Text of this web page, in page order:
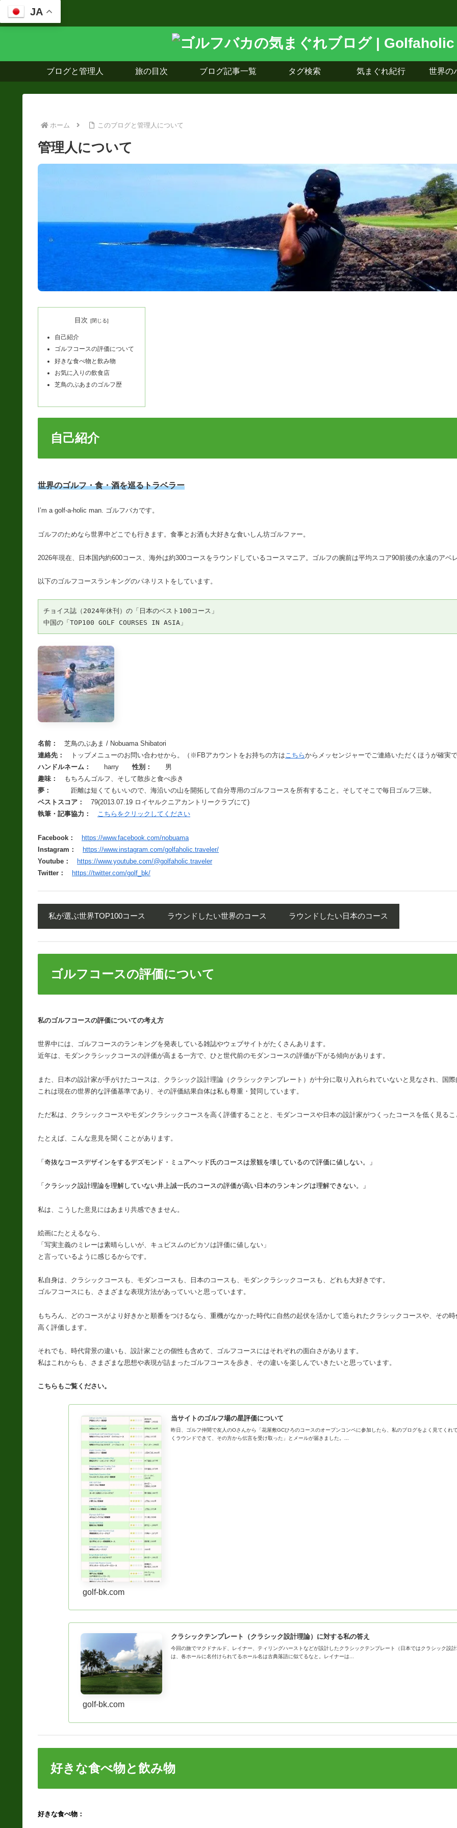
JA
ブログと管理人 旅の目次 ブログ記事一覧 タグ検索 気まぐれ紀行 世界の
ホーム このブログと管理人について
管理人について
目次
自己紹介
ゴルフコースの評価について
好きな食べ物と飲み物
お気に入りの飲食店
芝鳥のぶあまのゴルフ歴
自己紹介
世界のゴルフ・食・酒を巡るトラベラー
I’m a golf-a-holic man. ゴルフバカです。
ゴルフのためなら世界中どこでも行きます。食事とお酒も大好きな食いしん坊ゴルファー。
2026年現在、日本国内約600コース、海外は約300コースをラウンドしているコースマニア。ゴルフの腕前は平均スコア90前後の永遠のア
以下のゴルフコースランキングのパネリストをしています。
チョイス誌（2024年休刊）の「日本のベスト100コース」
中国の「TOP100 GOLF COURSES IN ASIA」
名前：
芝鳥のぶあま / Nobuama Shibatori
連絡先：
トップメニューのお問い合わせから。（※FBアカウントをお持ちの方はこちらからメッセンジャーでご連絡いただくほうが確実
ハンドルネーム：
harry性別：
男
趣味：
もちろんゴルフ、そして散歩と食べ歩き
夢：
距離は短くてもいいので、海沿いの山を開拓して自分専用のゴルフコースを所有すること。そしてそこで毎日ゴルフ三昧。
ベストスコア：
79(2013.07.19 ロイヤルクニアカントリークラブにて)
執筆・記事協力：
こちらをクリックしてください
Facebook：
https://www.facebook.com/nobuama
Instagram：
https://www.instagram.com/golfaholic.traveler/
Youtube：
https://www.youtube.com/@golfaholic.traveler
Twitter：
https://twitter.com/golf_bk/
私が選ぶ世界TOP100コース ラウンドしたい世界のコース ラウンドしたい日本のコース
ゴルフコースの評価について
私のゴルフコースの評価についての考え方
世界中には、ゴルフコースのランキングを発表している雑誌やウェブサイトがたくさんあります。
近年は、モダンクラシックコースの評価が高まる一方で、ひと世代前のモダンコースの評価が下がる傾向があります。
また、日本の設計家が手がけたコースは、クラシック設計理論（クラシックテンプレート）が十分に取り入れられていないと見なされ、国
これは現在の世界的な評価基準であり、その評価結果自体は私も尊重・賛同しています。
ただ私は、クラシックコースやモダンクラシックコースを高く評価することと、モダンコースや日本の設計家がつくったコースを低く見る
たとえば、こんな意見を聞くことがあります。
「奇抜なコースデザインをするデズモンド・ミュアヘッド氏のコースは景観を壊しているので評価に値しない。」
「クラシック設計理論を理解していない井上誠一氏のコースの評価が高い日本のランキングは理解できない。」
私は、こうした意見にはあまり共感できません。
絵画にたとえるなら、
「写実主義のミレーは素晴らしいが、キュビスムのピカソは評価に値しない」
と言っているように感じるからです。
私自身は、クラシックコースも、モダンコースも、日本のコースも、モダンクラシックコースも、どれも大好きです。
ゴルフコースにも、さまざまな表現方法があっていいと思っています。
もちろん、どのコースがより好きかと順番をつけるなら、重機がなかった時代に自然の起伏を活かして造られたクラシックコースや、その
高く評価します。
それでも、時代背景の違いも、設計家ごとの個性も含めて、ゴルフコースにはそれぞれの面白さがあります。
私はこれからも、さまざまな思想や表現が詰まったゴルフコースを歩き、その違いを楽しんでいきたいと思っています。
こちらもご覧ください。
当サイトのゴルフ場の星評価について
昨日、ゴルフ仲間で友人のOさんから「花屋敷GCひろのコースのオープンコンペに参加したら、私のブログをよく見てく
くラウンドできて、その方から伝言を受け取った」とメールが届きました。...
golf-bk.com
クラシックテンプレート（クラシック設計理論）に対する私の答え
今回の旅でマクドナルド、レイナー、ティリングハーストなどが設計したクラシックテンプレート（日本ではクラシック設
は、各ホールに名付けられてるホール名は古典落語に似てるなと。レイナーは...
golf-bk.com
好きな食べ物と飲み物
好きな食べ物：